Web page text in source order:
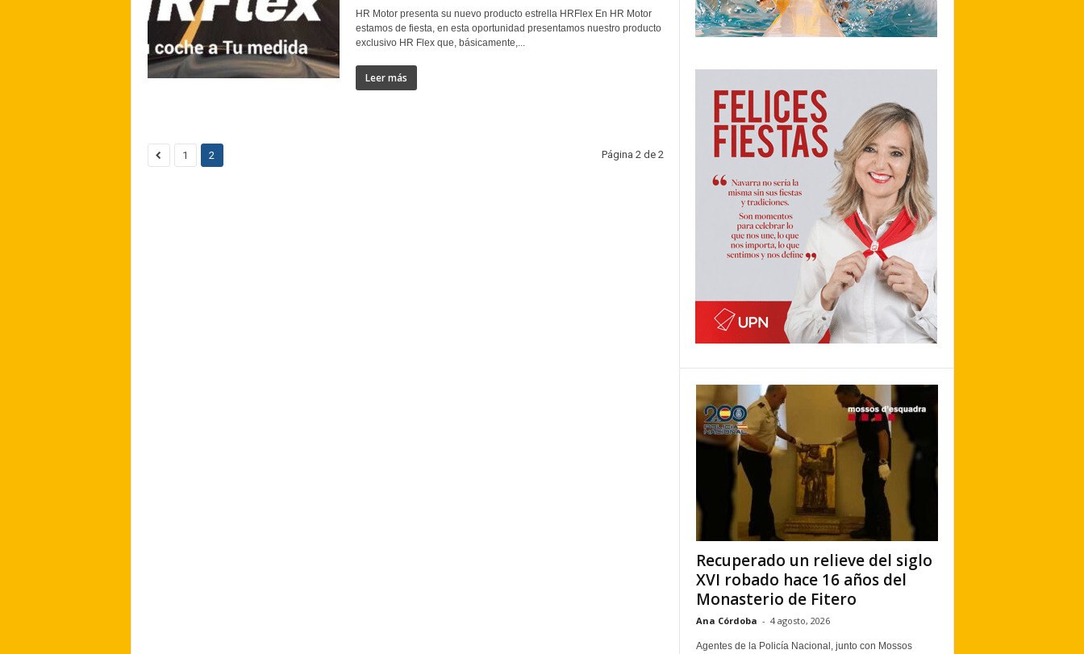
HR Motor presenta su nuevo producto estrella HRFlex En HR Motor
estamos de fiesta, en esta oportunidad presentamos nuestro producto
exclusivo HR Flex que, básicamente,...
Leer más
1 2 Página 2 de 2
Recuperado un relieve del siglo
XVI robado hace 16 años del
Monasterio de Fitero
Ana Córdoba - 4 agosto, 2026
Agentes de la Policía Nacional, junto con Mossos